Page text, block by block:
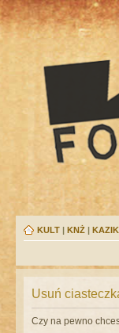
KULT | KNŻ | KAZIK
Usuń
Czy na pewno